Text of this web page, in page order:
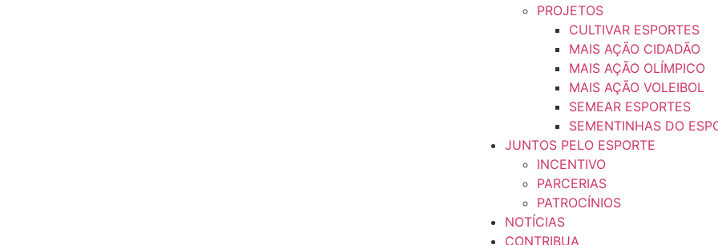
PROJETOS
CULTIVAR ESPORTES
MAIS AÇÃO CIDADÃO
MAIS AÇÃO OLÍMPICO
MAIS AÇÃO VOLEIBOL
SEMEAR ESPORTES
SEMENTINHAS DO
JUNTOS PELO ESPORTE
INCENTIVO
PARCERIAS
PATROCÍNIOS
NOTÍCIAS
CONTRIBUA